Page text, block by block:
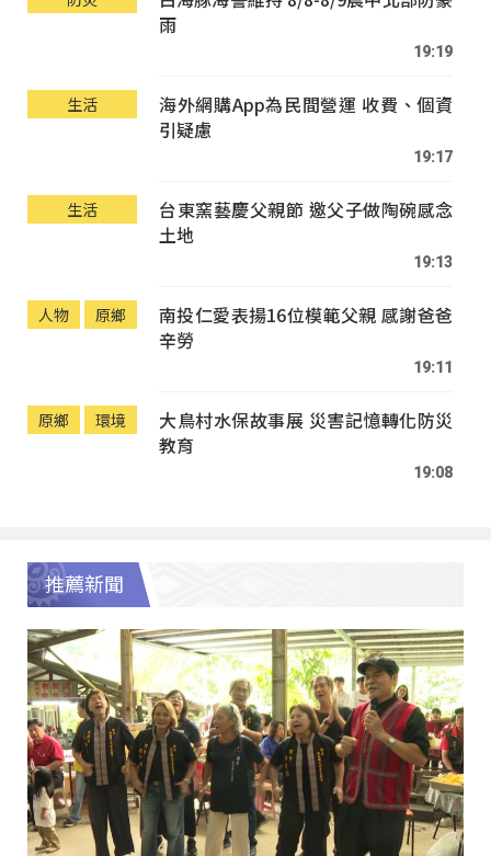
雨
19:19
生活
海外網購App為民間營運 收費、個資
引疑慮
19:17
生活
台東窯藝慶父親節 邀父子做陶碗感念
土地
19:13
人物 原鄉
南投仁愛表揚16位模範父親 感謝爸爸
辛勞
19:11
原鄉 環境
大鳥村水保故事展 災害記憶轉化防災
教育
19:08
推薦新聞